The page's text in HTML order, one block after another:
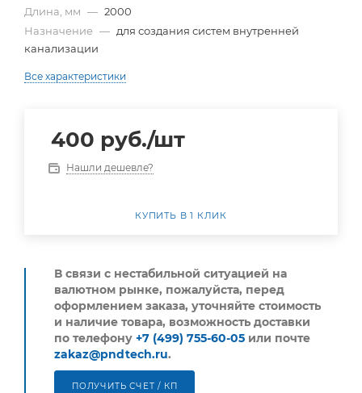
Длина, мм — 2000
Назначение — для создания систем внутренней
канализации
Все характеристики
400 руб./шт
Нашли дешевле?
КУПИТЬ В 1 КЛИК
В связи с нестабильной ситуацией на
валютном рынке, пожалуйста, перед
оформлением заказа, уточняйте стоимость
и наличие товара, возможность доставки
по телефону +7 (499) 755-60-05 или почте
zakaz@pndtech.ru.
ПОЛУЧИТЬ СЧЕТ / КП